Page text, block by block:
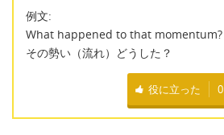
例文:
What happened to that momentum?
その勢い（流れ）どうした？
役に立った 0